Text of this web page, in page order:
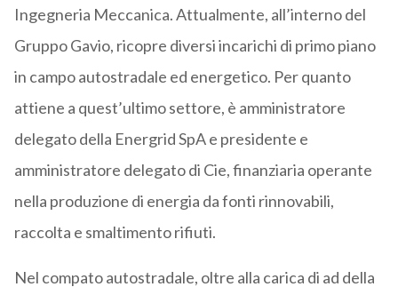
Ingegneria Meccanica. Attualmente, all’interno del
Gruppo Gavio, ricopre diversi incarichi di primo piano
in campo autostradale ed energetico. Per quanto
attiene a quest’ultimo settore, è amministratore
delegato della Energrid SpA e presidente e
amministratore delegato di Cie, finanziaria operante
nella produzione di energia da fonti rinnovabili,
raccolta e smaltimento rifiuti.
Nel compato autostradale, oltre alla carica di ad della